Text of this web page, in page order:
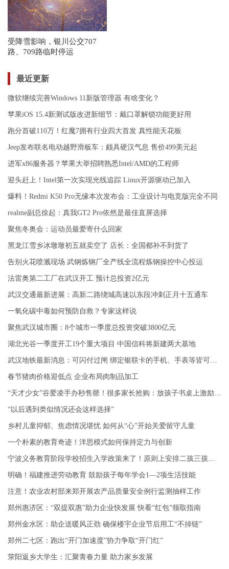
受降雪影响，银川公交707
路、709路临时停运
最近更新
微软继续完善Windows 11新版管理器 有啥变化？
苹果iOS 15.4新测试版改进新细节：戴口罩解锁功能更好用
跑分首破110万！红魔7拥有行业四大首发 真性能天花板
Jeep发布联名电动越野滑板车：颇具硬汉气息 售价499美元起
进军x86服务器？苹果大举招聘熟悉Intel/AMD的工程师
迎头赶上！Intel第一次实现光线追踪 Linux开源驱动已加入
爆料！Redmi K50 Pro无缘本次发布会：工业设计与电竞版完全不同
realme副总徐起：真我GT2 Pro依然是最佳直屏选择
聚焦冬奥会：运动员最爱寄什么回家
黑龙江雪乡冰墩墩初五就卖空了 店长：全国都补不到货了
告别火花喷溅现场 武钢炼钢厂全产线全流程炼钢操控中心投运
法雷奥第二工厂在武汉开工 预计总投资2亿元
武汉交通最新进展：高新二路绕城高速以东段冲刺正月十五通车
一氧化碳中毒如何预防自救？专家这样说
聚焦武汉城市圈：8个城市一季度总投资突破3800亿元
湖北光谷一季度开工19个重大项目 中国信科将新建两大基地
春节猪肉价格迎低点 企业布局肉制品加工
“以后遇到类似情况还会这样选择”
乡村儿童抑郁、焦虑情况堪忧 如何从“心”开始关爱留守儿童
一个朴素的教育奇迹！洋思模式如何保持定力与创新
明确！福建推进劳动教育 鼓励孩子每年学会1—2项生活技能
注意！农业农村部来郑开展农产品质量安全例行监测抽样工作
郑州惠济区：“双提双惠”助力企业快发展 快看“红包”领取指南
郑州金水区：助企送暖风正劲 确保楼宇企业节后用工“不掉链”
郑州二七区：跑出“开门加速度”协力争取“开门红”
荥阳返乡大学生：汇聚青春力量 助力家乡发展